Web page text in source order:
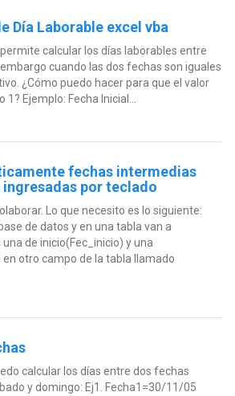
Día Laborable excel vba
calcular los días laborables entre
cuando las dos fechas son iguales
¿Cómo puedo hacer para que el valor
1? Ejemplo: Fecha Inicial...
fechas intermedias
por teclado
Lo que necesito es lo siguiente:
de datos y en una tabla van a
de inicio(Fec_inicio) y una
en otro campo de la tabla llamado
calcular los días entre dos fechas
y domingo: Ej1. Fecha1=30/11/05